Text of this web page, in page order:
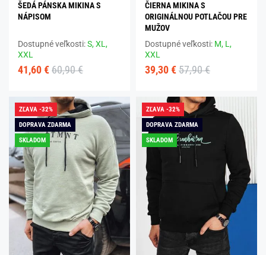
ŠEDÁ PÁNSKA MIKINA S
NÁPISOM
Dostupné veľkosti:S,XL,
XXL
41,60 € 60,90 €
ČIERNA MIKINA S
ORIGINÁLNOU POTLAČOU PRE
MUŽOV
Dostupné veľkosti: M, L,
XXL
39,30 € 57,90 €
ZĽAVA -32%
DOPRAVA ZDARMA
SKLADOM
ZĽAVA -32%
DOPRAVA ZDARMA
SKLADOM